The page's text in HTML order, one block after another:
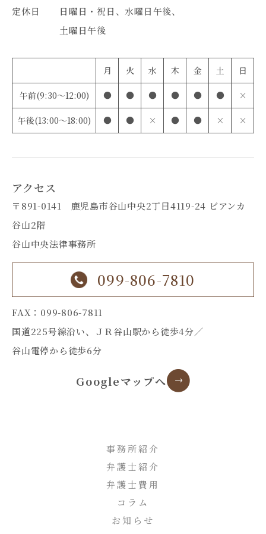
定休日
日曜日・祝日、水曜日午後、
土曜日午後
月 火 水 木 金 土 日
午前(9:30～12:00) ● ● ● ● ● ● ×
午後(13:00～18:00) ● ● × ● ● × ×
アクセス
〒891-0141 鹿児島市谷山中央2丁目4119-24 ビアンカ
谷山2階
谷山中央法律事務所
099-806-7810
FAX：099-806-7811
国道225号線沿い、ＪＲ谷山駅から徒歩4分／
谷山電停から徒歩6分
Googleマップへ
事務所紹介
弁護士紹介
弁護士費用
コラム
お知らせ